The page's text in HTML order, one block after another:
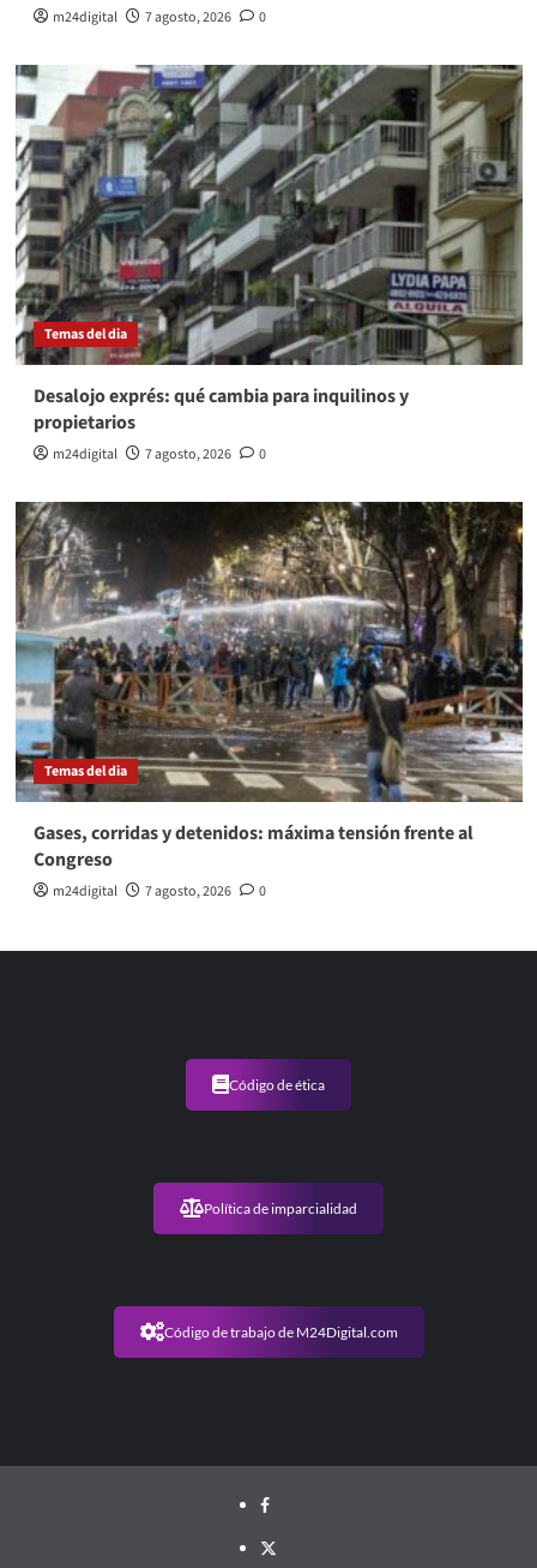
m24digital 7 agosto, 2026 0
Temas del dia
Desalojo exprés: qué cambia para inquilinos y
propietarios
m24digital 7 agosto, 2026 0
Temas del dia
Gases, corridas y detenidos: máxima tensión frente al
Congreso
m24digital 7 agosto, 2026 0
Código de ética
Política de imparcialidad
Código de trabajo de M24Digital.com